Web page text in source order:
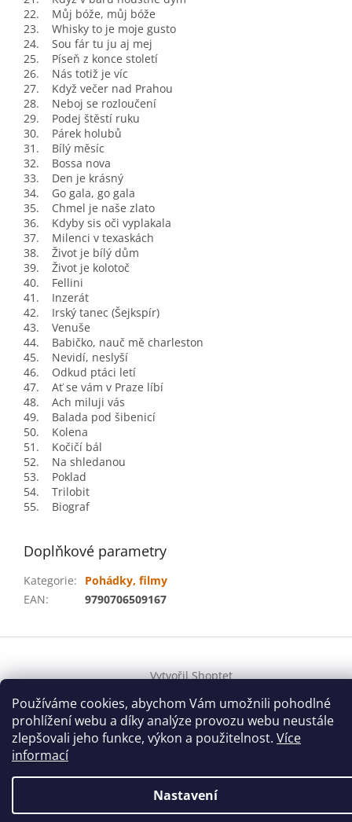
Používáme cookies, abychom Vám umožnili pohodlné
prohlížení webu a díky analýze provozu webu neustále
zlepšovali jeho funkce, výkon a použitelnost. Více
informací
Nastavení
22. Můj bóže, můj bóže
23. Whisky to je moje gusto
24. Sou fár tu ju aj mej
25. Píseň z konce století
26. Nás totiž je víc
27. Když večer nad Prahou
28. Neboj se rozloučení
29. Podej štěstí ruku
30. Párek holubů
31. Bílý měsíc
32. Bossa nova
33. Den je krásný
34. Go gala, go gala
35. Chmel je naše zlato
36. Kdyby sis oči vyplakala
37. Milenci v texaskách
38. Život je bílý dům
39. Život je kolotoč
40. Fellini
41. Inzerát
42. Irský tanec (Šejkspír)
43. Venuše
44. Babičko, nauč mě charleston
45. Nevidí, neslyší
46. Odkud ptáci letí
47. Ať se vám v Praze líbí
48. Ach miluji vás
49. Balada pod šibenicí
50. Kolena
51. Kočičí bál
52. Na shledanou
53. Poklad
54. Trilobit
55. Biograf
Doplňkové parametry
Kategorie:
Pohádky, filmy
EAN: 9790706509167
Z
p
Vytvořil Shoptet
Copyright 2026houslovyklic.cz. Všechna práva vyhrazena.